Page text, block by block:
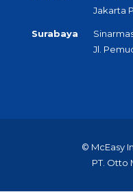
Jakarta
Surabaya
Jl.
© McEasy
PT. Otto